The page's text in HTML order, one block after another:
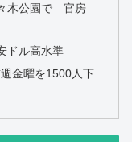
木公園で 官房
ドル高水準
金曜を1500人下